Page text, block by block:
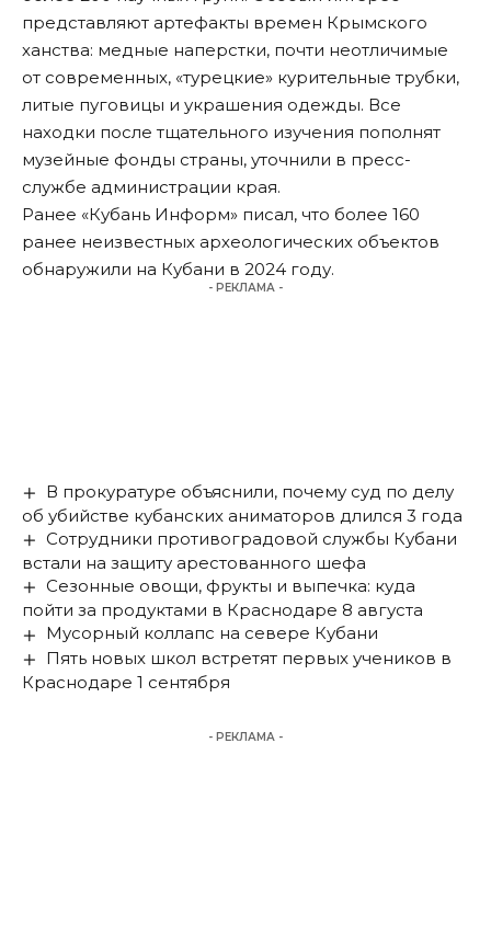
представляют артефакты времен Крымского
ханства: медные наперстки, почти неотличимые
от современных, «турецкие» курительные трубки,
литые пуговицы и украшения одежды. Все
находки после тщательного изучения пополнят
музейные фонды страны, уточнили в пресс-
службе администрации края.
Ранее «Кубань Информ» писал, что более 160
ранее неизвестных археологических объектов
обнаружили на Кубани в 2024 году.
- РЕКЛАМА -
В прокуратуре объяснили, почему суд по делу
об убийстве кубанских аниматоров длился 3 года
Сотрудники противоградовой службы Кубани
встали на защиту арестованного шефа
Сезонные овощи, фрукты и выпечка: куда
пойти за продуктами в Краснодаре 8 августа
Мусорный коллапс на севере Кубани
Пять новых школ встретят первых учеников в
Краснодаре 1 сентября
- РЕКЛАМА -